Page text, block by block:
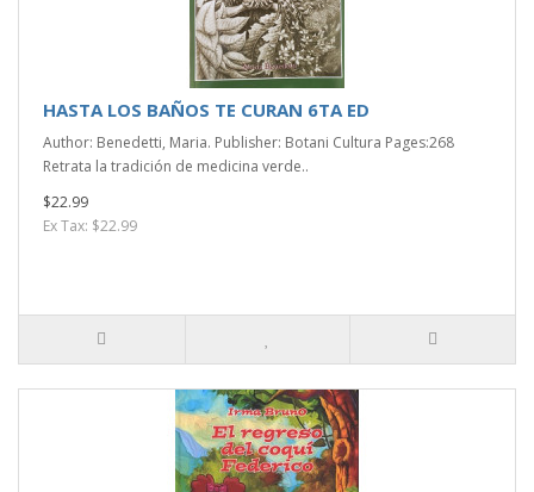
HASTA LOS BAÑOS TE CURAN 6TA ED
Author: Benedetti, Maria. Publisher: Botani Cultura Pages:268
Retrata la tradición de medicina verde..
$22.99
Ex Tax: $22.99